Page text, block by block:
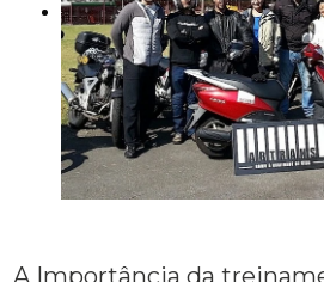
A Importância da